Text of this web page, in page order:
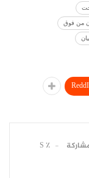
من فوق
٪ S